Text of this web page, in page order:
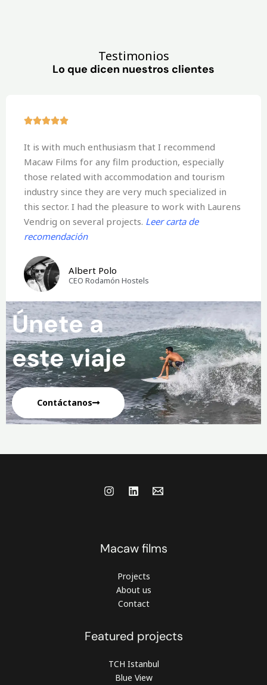
Testimonios
Lo que dicen nuestros clientes

It is with much enthusiasm that I recommend
Macaw Films for any film production, especially
those related with accommodation and tourism
industry since they are very much specialized in
this sector. I had the pleasure to work with Laurens
Vendrig on several projects. Leer carta de
recomendación
Albert Polo
CEO Rodamón Hostels
Únete a
este viaje
Contáctanos
Macaw films
Projects
About us
Contact
Featured projects
TCH Istanbul
Blue View